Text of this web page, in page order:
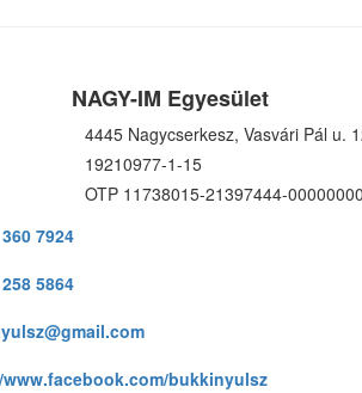
NAGY-IM Egyesület
4445 Nagycserkesz, Vasvári Pál u.
19210977-1-15
OTP 11738015-21397444-00000000
7924
5864
bukkinyulsz